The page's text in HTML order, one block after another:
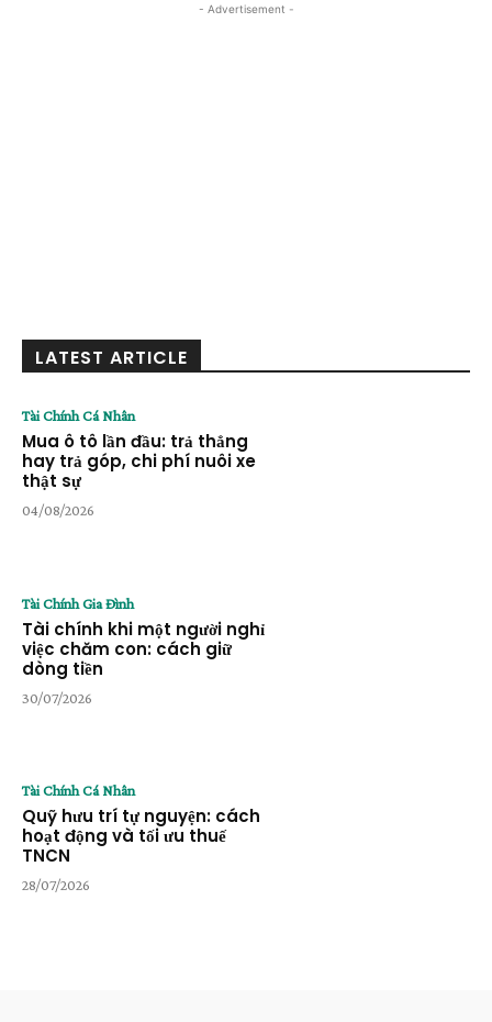
- Advertisement -
LATEST ARTICLE
Tài Chính Cá Nhân
Mua ô tô lần đầu: trả thẳng
hay trả góp, chi phí nuôi xe
thật sự
04/08/2026
Tài Chính Gia Đình
Tài chính khi một người nghỉ
việc chăm con: cách giữ
dòng tiền
30/07/2026
Tài Chính Cá Nhân
Quỹ hưu trí tự nguyện: cách
hoạt động và tối ưu thuế
TNCN
28/07/2026